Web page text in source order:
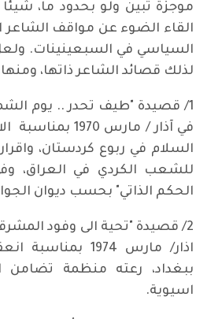
موجزة تبين ولو بحدود ما،
القاء الضوء عن مواقف الشاعر
السياسي في السبعينينات.
لذلك قصائد الشاعر ذاتها،
1/ قصيدة "طيف تحدر .. يوم
في آذار / مارس
السلام في ربوع كردستان،
للشعب الكردي في العراق،
الحكم الذاتي" بحسب ديوان
2/ قصيدة "تحية الى وفود
اذار/ مارس 1974
ببغداد، رعته منظمة تضامن
اسيوية.